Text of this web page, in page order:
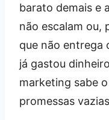
barato demais e
não escalam ou,
que não entrega
já gastou
marketing sabe
promessas